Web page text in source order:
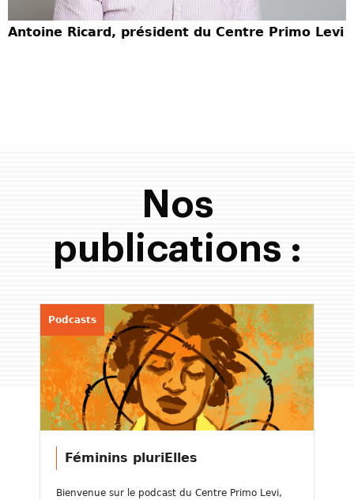
Antoine Ricard, président du Centre Primo Levi
Nos
publications :
Podcasts
Féminins pluriElles
Bienvenue sur le podcast du Centre Primo Levi,